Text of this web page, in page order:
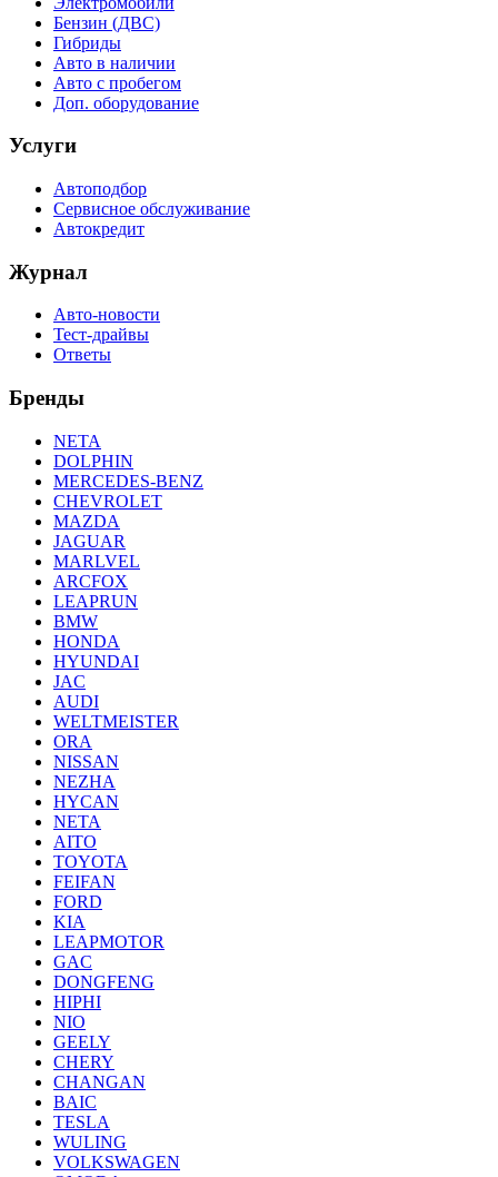
Бензин (ДВС)
Гибриды
Авто в наличии
Авто с пробегом
Доп. оборудование
Услуги
Автоподбор
Сервисное обслуживание
Автокредит
Журнал
Авто-новости
Тест-драйвы
Ответы
Бренды
NETA
DOLPHIN
MERCEDES-BENZ
CHEVROLET
MAZDA
JAGUAR
MARLVEL
ARCFOX
LEAPRUN
BMW
HONDA
HYUNDAI
JAC
AUDI
WELTMEISTER
ORA
NISSAN
NEZHA
HYCAN
NETA
AITO
TOYOTA
FEIFAN
FORD
KIA
LEAPMOTOR
GAC
DONGFENG
HIPHI
NIO
GEELY
CHERY
CHANGAN
BAIC
TESLA
WULING
VOLKSWAGEN